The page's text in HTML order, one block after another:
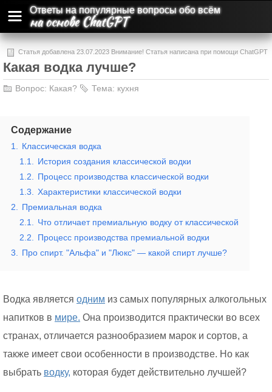
Ответы на популярные вопросы обо всём
на основе ChatGPT
Статья добавлена 23.07.2023 Внимание! Статья написана при помощи ChatGPT
и может содержать ошибки и неточности.
Какая водка лучше?
Вопрос: Какая? Тема: кухня
Содержание
1.
Классическая водка
1.1.
История создания классической водки
1.2.
Процесс производства классической водки
1.3.
Характеристики классической водки
2.
Премиальная водка
2.1.
Что отличает премиальную водку от классической
2.2.
Процесс производства премиальной водки
3.
Про спирт. "Альфа" и "Люкс" — какой спирт лучше?
Водка является одним из самых популярных алкогольных
напитков в мире. Она производится практически во всех
странах, отличается разнообразием марок и сортов, а
также имеет свои особенности в производстве. Но как
выбрать водку, которая будет действительно лучшей?